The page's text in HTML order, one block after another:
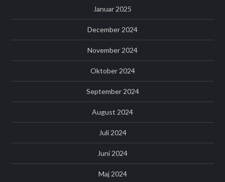
Januar 2025
December 2024
November 2024
Oktober 2024
September 2024
August 2024
Juli 2024
Juni 2024
Maj 2024